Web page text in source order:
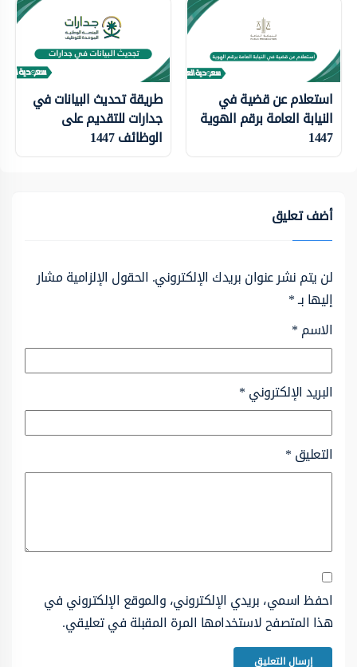
استعلام عن قضية في
النيابة العامة برقم الهوية
1447
طريقة تحديث البيانات في
جدارات للتقديم على
الوظائف 1447
أضف تعليق
لن يتم نشر عنوان بريدك الإلكتروني. الحقول الإلزامية مشار
إليها بـ*
الاسم*
البريد الإلكتروني*
التعليق*
احفظ اسمي، بريدي الإلكتروني، والموقع الإلكتروني في
هذا المتصفح لاستخدامها المرة المقبلة في تعليقي.